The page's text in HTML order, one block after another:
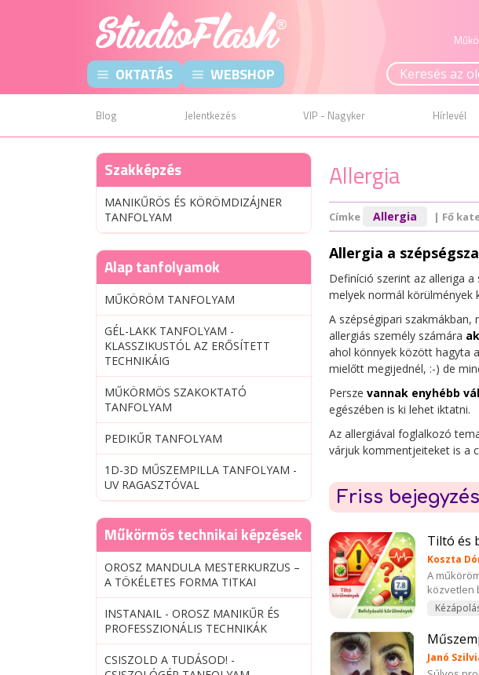
OKTATÁS WEBSHOP
Blog Jelentkezés VIP - Nagyker Hírlevél
Allergia
Címke Allergia | Fő
Allergia a
Definíció szerint az alleriga
melyek normál
A szépségipari
allergiás személy számára
ahol könnyek között hagyta
mielőtt megijednél, :-) de
Persze vannak enyhébb
egészében is ki lehet iktatni.
Az allergiával foglalkozó
várjuk kommentjeiteket is a
Friss
Tiltó és
Koszta
A
közvetlen
Janó
Szakképzés
MANIKŰRÖS ÉS KÖRÖMDIZÁJNER
TANFOLYAM
Alap tanfolyamok
MŰKÖRÖM TANFOLYAM
GÉL-LAKK TANFOLYAM -
KLASSZIKUSTÓL AZ ERŐSÍTETT
TECHNIKÁIG
MŰKÖRMÖS SZAKOKTATÓ
TANFOLYAM
PEDIKŰR TANFOLYAM
1D-3D MŰSZEMPILLA TANFOLYAM -
UV RAGASZTÓVAL
Műkörmös technikai képzések
OROSZ MANDULA MESTERKURZUS –
A TÖKÉLETES FORMA TITKAI
INSTANAIL - OROSZ MANIKŰR ÉS
PROFESSZIONÁLIS TECHNIKÁK
CSISZOLD A TUDÁSOD! -